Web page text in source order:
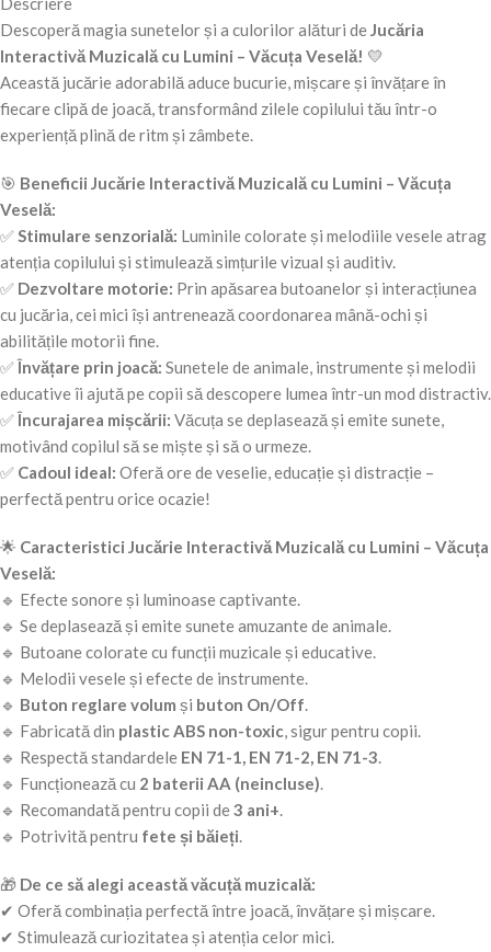
Descoperă magia sunetelor și a culorilor alături deJucăria
Interactivă Muzicală cu Lumini – Văcuța Veselă! 💛
Această jucărie adorabilă aduce bucurie, mișcare și învățare în
fiecare clipă de joacă, transformând zilele copilului tău într-o
experiență plină de ritm și zâmbete.
🎯 Beneficii Jucărie Interactivă Muzicală cu Lumini – Văcuța
Veselă:
✅Stimulare senzorială: Luminile colorate și melodiile vesele atrag
atenția copilului și stimulează simțurile vizual și auditiv.
✅ Dezvoltare motorie: Prin apăsarea butoanelor și interacțiunea
cu jucăria, cei mici își antrenează coordonarea mână-ochi și
abilitățile motorii fine.
✅Învățare prin joacă: Sunetele de animale, instrumente și melodii
educative îi ajută pe copii să descopere lumea într-un mod distractiv.
✅Încurajarea mișcării: Văcuța se deplasează și emite sunete,
motivând copilul să se miște și să o urmeze.
✅ Cadoul ideal: Oferă ore de veselie, educație și distracție –
perfectă pentru orice ocazie!
🌟 Caracteristici Jucărie Interactivă Muzicală cu Lumini – Văcuța
Veselă:
🔹 Efecte sonore și luminoase captivante.
🔹 Se deplasează și emite sunete amuzante de animale.
🔹 Butoane colorate cu funcții muzicale și educative.
🔹 Melodii vesele și efecte de instrumente.
🔹 Buton reglare volum și buton On/Off.
🔹 Fabricată din plastic ABS non-toxic, sigur pentru copii.
🔹 Respectă standardele EN 71-1, EN 71-2, EN 71-3.
🔹 Funcționează cu 2 baterii AA (neincluse).
🔹 Recomandată pentru copii de3 ani+.
🔹 Potrivită pentru fete și băieți.
🎁 De ce să alegi această văcuță muzicală:
✔ Oferă combinația perfectă între joacă, învățare și mișcare.
✔ Stimulează curiozitatea și atenția celor mici.